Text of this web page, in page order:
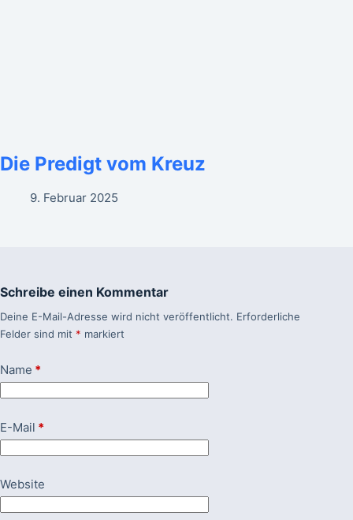
Die Predigt vom Kreuz
9. Februar 2025
Schreibe einen Kommentar
Deine E-Mail-Adresse wird nicht veröffentlicht. Erforderliche
Felder sind mit * markiert
Name *
E-Mail *
Website